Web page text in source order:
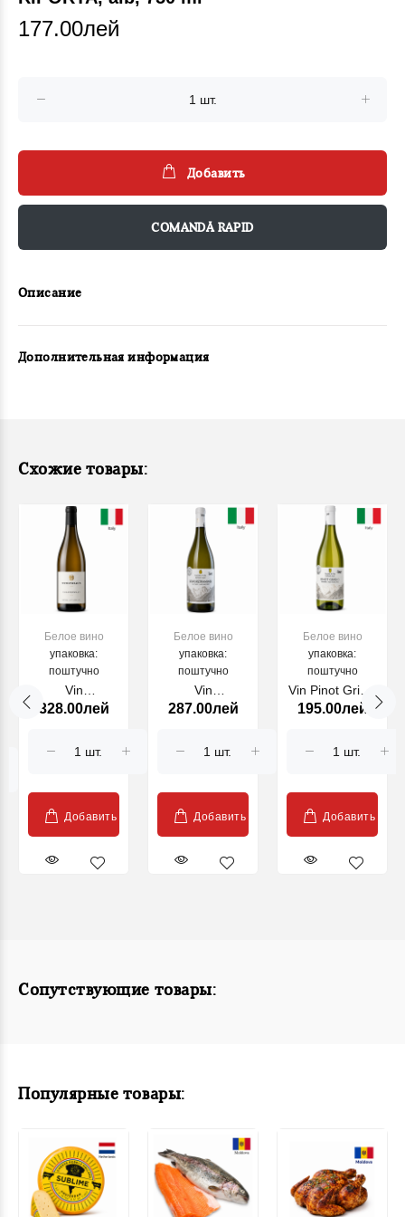
177.00лей
Добавить
COMANDĂ RAPID
Описание
Дополнительная информация
Схожие товары:
Белое вино
упаковка:
поштучно
Vin
Chardonnay
2022, alb,
328.00лей
Добавить
Белое вино
упаковка:
поштучно
Vin
Gewurztraminer
Sudtirol DOC,
287.00лей
Добавить
Белое вино
упаковка:
поштучно
Vin Pinot Grigio
Alto Adige
alb 750 ml
195.00лей
Добавить
Сопутствующие товары:
Популярные товары: